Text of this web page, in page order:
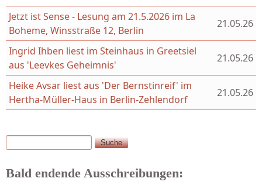
Jetzt ist Sense - Lesung am 21.5.2026 im La
Boheme, Winsstraße 12, Berlin
21.05.26
Ingrid Ihben liest im Steinhaus in Greetsiel
aus 'Leevkes Geheimnis'
21.05.26
Heike Avsar liest aus 'Der Bernstinreif' im
Hertha-Müller-Haus in Berlin-Zehlendorf
21.05.26
Suchformular
Suche
Bald endende Ausschreibungen: